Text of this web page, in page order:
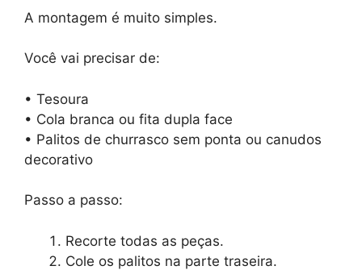
A montagem é muito simples.
Você vai precisar de:
• Tesoura
• Cola branca ou fita dupla face
• Palitos de churrasco sem ponta ou canudos
decorativo
Passo a passo:
Recorte todas as peças.
Cole os palitos na parte traseira.